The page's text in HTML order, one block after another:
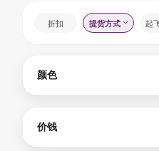
折扣 提货方式 起
颜色
价钱